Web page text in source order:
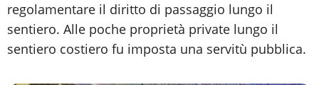
regolamentare il diritto di passaggio lungo il
sentiero. Alle poche proprietà private lungo il
sentiero costiero fu imposta una servitù pubblica.